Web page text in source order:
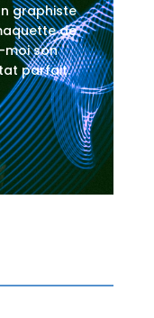
graphiste
de
moi son
parfait.